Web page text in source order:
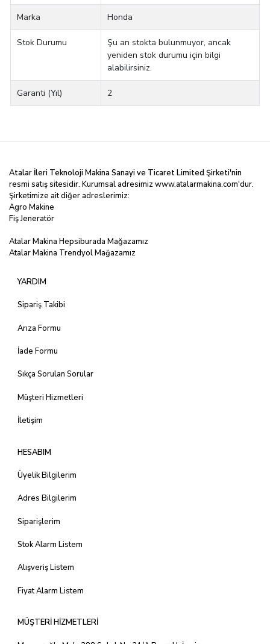
Marka Honda
Stok Durumu
Şu an stokta bulunmuyor, ancak
yeniden stok durumu için bilgi
alabilirsiniz.
Garanti (Yıl) 2
Atalar İleri Teknoloji Makina Sanayi ve Ticaret Limited Şirketi'nin
resmi satış sitesidir. Kurumsal adresimizwww.atalarmakina.com'dur.
Şirketimize ait diğer adreslerimiz:
Agro Makine
Fiş Jeneratör
Atalar Makina Hepsiburada Mağazamız
Atalar Makina Trendyol Mağazamız
YARDIM
Sipariş Takibi
Arıza Formu
İade Formu
Sıkça Sorulan Sorular
Müşteri Hizmetleri
İletişim
HESABIM
Üyelik Bilgilerim
Adres Bilgilerim
Siparişlerim
Stok Alarm Listem
Alışveriş Listem
Fiyat Alarm Listem
MÜŞTERİ HİZMETLERİ